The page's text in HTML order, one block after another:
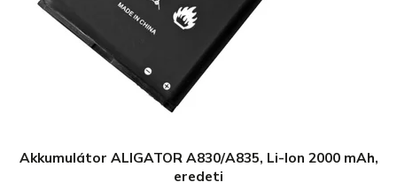
Akkumulátor ALIGATOR A830/A835, Li-Ion 2000 mAh,
eredeti